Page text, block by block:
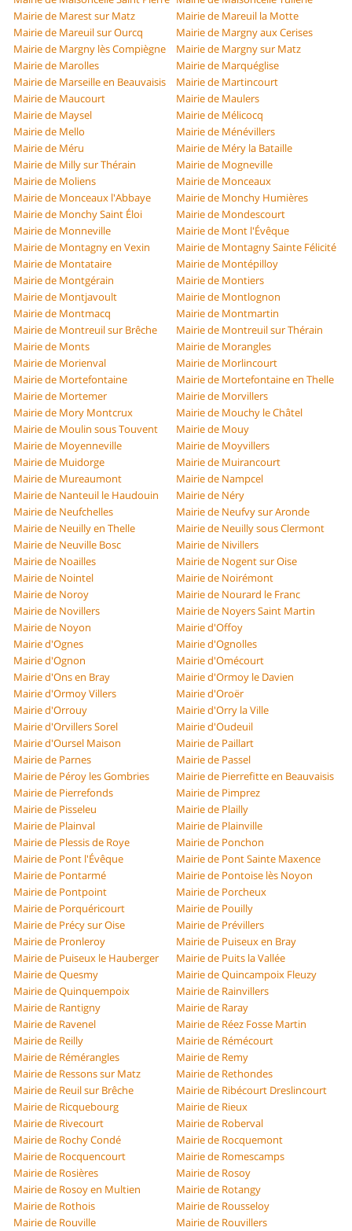
Mairie de Marest sur Matz
Mairie de Mareuil la Motte
Mairie de Mareuil sur Ourcq
Mairie de Margny aux Cerises
Mairie de Margny lès Compiègne
Mairie de Margny sur Matz
Mairie de Marolles
Mairie de Marquéglise
Mairie de Marseille en Beauvaisis
Mairie de Martincourt
Mairie de Maucourt
Mairie de Maulers
Mairie de Maysel
Mairie de Mélicocq
Mairie de Mello
Mairie de Ménévillers
Mairie de Méru
Mairie de Méry la Bataille
Mairie de Milly sur Thérain
Mairie de Mogneville
Mairie de Moliens
Mairie de Monceaux
Mairie de Monceaux l'Abbaye
Mairie de Monchy Humières
Mairie de Monchy Saint Éloi
Mairie de Mondescourt
Mairie de Monneville
Mairie de Mont l'Évêque
Mairie de Montagny en Vexin
Mairie de Montagny Sainte Félicité
Mairie de Montataire
Mairie de Montépilloy
Mairie de Montgérain
Mairie de Montiers
Mairie de Montjavoult
Mairie de Montlognon
Mairie de Montmacq
Mairie de Montmartin
Mairie de Montreuil sur Brêche
Mairie de Montreuil sur Thérain
Mairie de Monts
Mairie de Morangles
Mairie de Morienval
Mairie de Morlincourt
Mairie de Mortefontaine
Mairie de Mortefontaine en Thelle
Mairie de Mortemer
Mairie de Morvillers
Mairie de Mory Montcrux
Mairie de Mouchy le Châtel
Mairie de Moulin sous Touvent
Mairie de Mouy
Mairie de Moyenneville
Mairie de Moyvillers
Mairie de Muidorge
Mairie de Muirancourt
Mairie de Mureaumont
Mairie de Nampcel
Mairie de Nanteuil le Haudouin
Mairie de Néry
Mairie de Neufchelles
Mairie de Neufvy sur Aronde
Mairie de Neuilly en Thelle
Mairie de Neuilly sous Clermont
Mairie de Neuville Bosc
Mairie de Nivillers
Mairie de Noailles
Mairie de Nogent sur Oise
Mairie de Nointel
Mairie de Noirémont
Mairie de Noroy
Mairie de Nourard le Franc
Mairie de Novillers
Mairie de Noyers Saint Martin
Mairie de Noyon
Mairie d'Offoy
Mairie d'Ognes
Mairie d'Ognolles
Mairie d'Ognon
Mairie d'Omécourt
Mairie d'Ons en Bray
Mairie d'Ormoy le Davien
Mairie d'Ormoy Villers
Mairie d'Oroër
Mairie d'Orrouy
Mairie d'Orry la Ville
Mairie d'Orvillers Sorel
Mairie d'Oudeuil
Mairie d'Oursel Maison
Mairie de Paillart
Mairie de Parnes
Mairie de Passel
Mairie de Péroy les Gombries
Mairie de Pierrefitte en Beauvaisis
Mairie de Pierrefonds
Mairie de Pimprez
Mairie de Pisseleu
Mairie de Plailly
Mairie de Plainval
Mairie de Plainville
Mairie de Plessis de Roye
Mairie de Ponchon
Mairie de Pont l'Évêque
Mairie de Pont Sainte Maxence
Mairie de Pontarmé
Mairie de Pontoise lès Noyon
Mairie de Pontpoint
Mairie de Porcheux
Mairie de Porquéricourt
Mairie de Pouilly
Mairie de Précy sur Oise
Mairie de Prévillers
Mairie de Pronleroy
Mairie de Puiseux en Bray
Mairie de Puiseux le Hauberger
Mairie de Puits la Vallée
Mairie de Quesmy
Mairie de Quincampoix Fleuzy
Mairie de Quinquempoix
Mairie de Rainvillers
Mairie de Rantigny
Mairie de Raray
Mairie de Ravenel
Mairie de Réez Fosse Martin
Mairie de Reilly
Mairie de Rémécourt
Mairie de Rémérangles
Mairie de Remy
Mairie de Ressons sur Matz
Mairie de Rethondes
Mairie de Reuil sur Brêche
Mairie de Ribécourt Dreslincourt
Mairie de Ricquebourg
Mairie de Rieux
Mairie de Rivecourt
Mairie de Roberval
Mairie de Rochy Condé
Mairie de Rocquemont
Mairie de Rocquencourt
Mairie de Romescamps
Mairie de Rosières
Mairie de Rosoy
Mairie de Rosoy en Multien
Mairie de Rotangy
Mairie de Rothois
Mairie de Rousseloy
Mairie de Rouville
Mairie de Rouvillers